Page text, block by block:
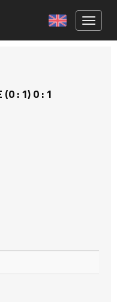
(0 : 1) 0 : 1